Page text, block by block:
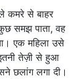
कमरे से बाहर
समझ पाता, वह
एक महिला उसे
तेज़ी से हुआ
छलांग लगा दी।